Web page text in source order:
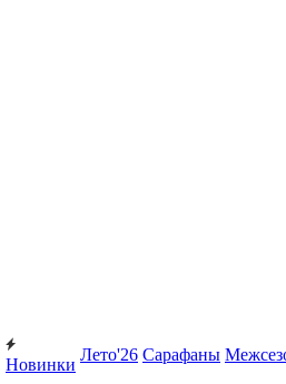
Новинки
Лето'26 Сарафаны